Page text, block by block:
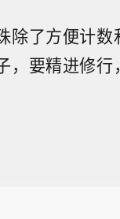
除了方便计
，要精进修